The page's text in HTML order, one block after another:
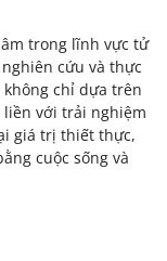
trong lĩnh vực tử
cứu và thực
chỉ dựa trên
liền với trải nghiệm
giá trị thiết thực,
cuộc sống và